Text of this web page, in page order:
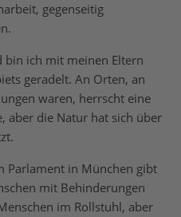
gegenseitig
bin ich mit meinen Eltern
geradelt. An Orten, an
waren, herrscht eine
aber die Natur hat sich über
Parlament in München gibt
mit Behinderungen
im Rollstuhl, aber